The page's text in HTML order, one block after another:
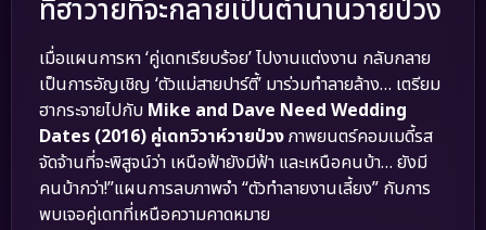
ที่ฮาวายที่จะกลายเป็นตำนานวายป่วง
เมื่อแผนการหา ‘คู่เดทเรียบร้อย’ ไปงานแต่งงาน กลับกลาย
เป็นการอัญเชิญ ‘ตัวแม่สายปาร์ตี้’ มาร่วมทำลายล้าง… เตรียม
ฮากระจายไปกับ Mike and Dave Need Wedding
Dates (2016) คู่เดทวิวาห์วายป่วงภาพยนตร์คอมเมดี้รส
จัดจ้านที่จะพิสูจน์ว่า เหนือฟ้ายังมีฟ้า และเหนือคนบ้า… ยังมี
คนบ้ากว่า!”แผนการลบภาพจำ “ตัวทำลายงานเลี้ยง” กับการ
พบเจอคู่เดทที่เหนือความคาดหมาย